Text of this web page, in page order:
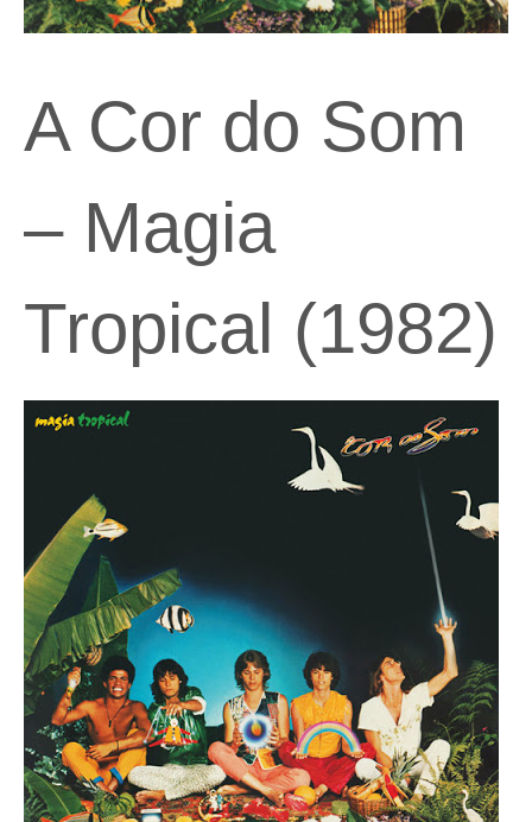
A Cor do Som
– Magia
Tropical (1982)